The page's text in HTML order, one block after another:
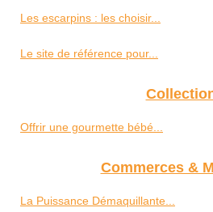
Les escarpins : les choisir...
Le site de référence pour...
Offrir une gourmette bébé...
Commerces &
La Puissance Démaquillante...